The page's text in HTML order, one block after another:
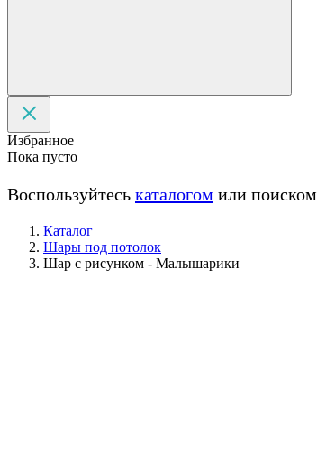
Избранное
Пока пусто
Воспользуйтесь каталогом или поиском
Каталог
Шары под потолок
Шар с рисунком - Малышарики